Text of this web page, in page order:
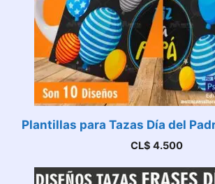
Plantillas para Tazas Día del
CL$ 4.500